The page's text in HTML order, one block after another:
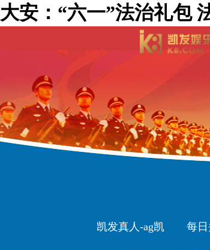
大安：“六一”法治礼包
凯发真人-ag凯 每